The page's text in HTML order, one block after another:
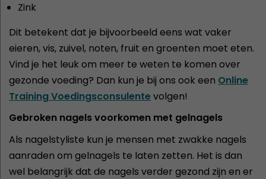
Zink
Dit betekent dat je bijvoorbeeld eens wat vaker
eieren, vis, zuivel, noten, fruit en groenten moet eten.
Vind je het leuk om meer te weten te komen over
gezonde voeding? Dan kun je bij ons ook een Online
Training Voedingsconsulentevolgen!
Gebroken nagels voorkomen met gelnagels
Als nagelstyliste kun je mensen met zwakke nagels
aanraden om gelnagels te laten zetten. Het is dan
wel belangrijk dat de nagels verder gezond zijn en er